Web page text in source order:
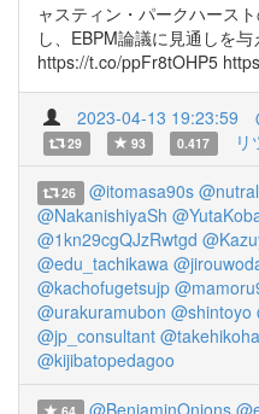
ャスティン・パークハース
し、EBPM論議に見通しを与
https://t.co/ppFr8tOHP5
2023-04-13 19:23:59
29 93 0.417
26 @itomasa90s
@NakanishiyaSh
@1kn29cgQJzRwtgd
@edu_tachikawa
@kachofugetsujp
@urakuramubon @shintoyo
@jp_consultant
@kijibatopedagoo
@BenjaminOnions